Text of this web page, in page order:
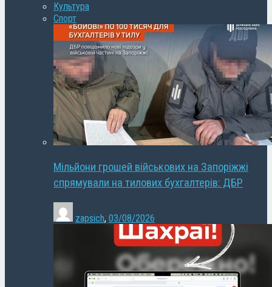
Культура
Спорт
Мільйони грошей військових на Запоріжжі
спрямували на тилових бухгалтерів: ДБР
zapsich, 03/08/2026